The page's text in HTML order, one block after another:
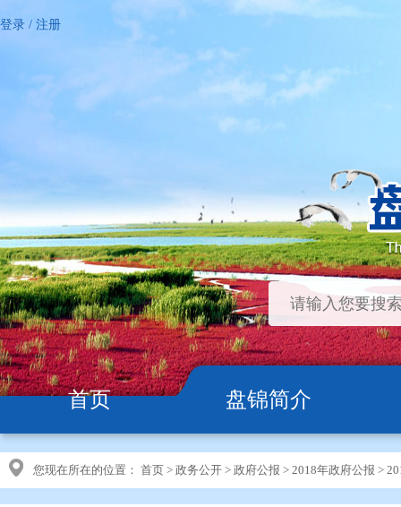
登录 / 注册
首页 盘锦简介
您现在所在的位置： 首页 > 政务公开 > 政府公报 > 2018年政府公报 >